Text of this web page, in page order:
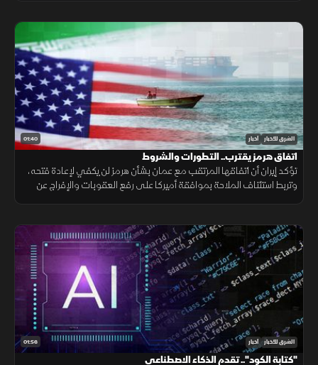
01:40 الشرق للأخبار أخبار
اتفاق هرمز يقترب.. التطورات والشروط
تؤكد إيران أن اتفاقها المرتقب مع عمان بشأن هرمز لن يكفي لإعادة فتحه،
وتربط استئناف الملاحة بموافقة أميركا على رفع العقوبات والإفراج عن
01:56 الشرق للأخبار أخبار
"كتابة الكود".. تقدم الذكاء الاصطناعي